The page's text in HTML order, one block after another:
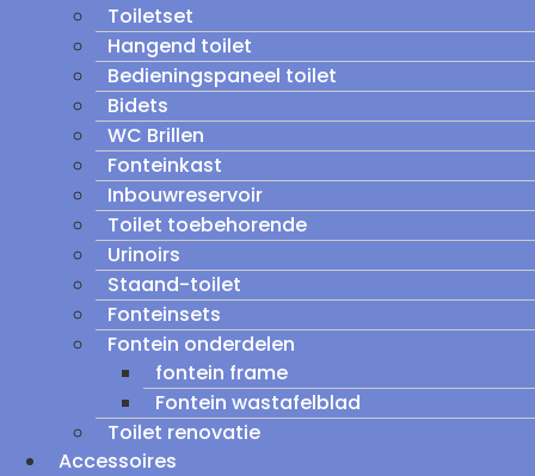
Toiletset
Hangend toilet
Bedieningspaneel toilet
Bidets
WC Brillen
Fonteinkast
Inbouwreservoir
Toilet toebehorende
Urinoirs
Staand-toilet
Fonteinsets
Fontein onderdelen
fontein frame
Fontein wastafelblad
Toilet renovatie
Accessoires